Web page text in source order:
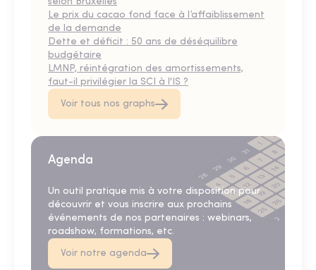
Le prix du cacao fond face à l’affaiblissement
de la demande
Dette et déficit : 50 ans de déséquilibre
budgétaire
LMNP, réintégration des amortissements,
faut-il privilégier la SCI à l'IS ?
Voir tous nos graphs
Agenda
Un outil pratique mis à votre disposition pour
découvrir et vous inscrire aux prochains
événements de nos partenaires : webinars,
roadshow, formations, etc.
Voir notre agenda